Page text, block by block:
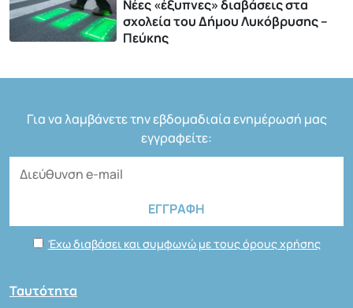
Νέες «έξυπνες» διαβάσεις στα
σχολεία του Δήμου Λυκόβρυσης –
Πεύκης
Για να λαμβάνετε την εβδομαδιαία ενημέρωσή μας
εγγραφείτε:
Έχω διαβάσει και συμφωνώ με τους όρους χρήσης
Ταυτότητα